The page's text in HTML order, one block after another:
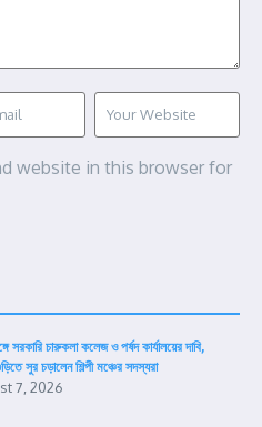
website in this browser for
সরকারি চারুকলা কলেজ ও পর্ষদ কার্যালয়ের দাবি,
সুর চড়ালেন শিল্পী মঞ্চের সদস্যরা
7, 2026